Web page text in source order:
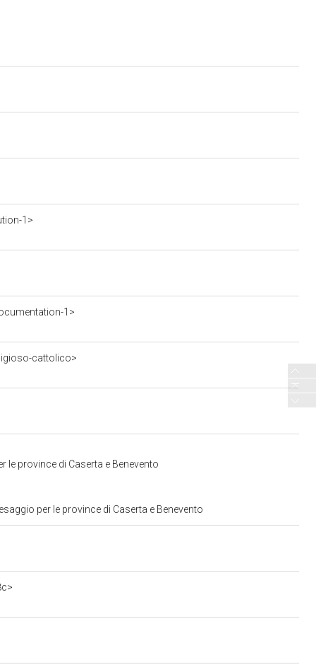
1>
1>
cattolico>
le province di Caserta e Benevento
per le province di Caserta e Benevento